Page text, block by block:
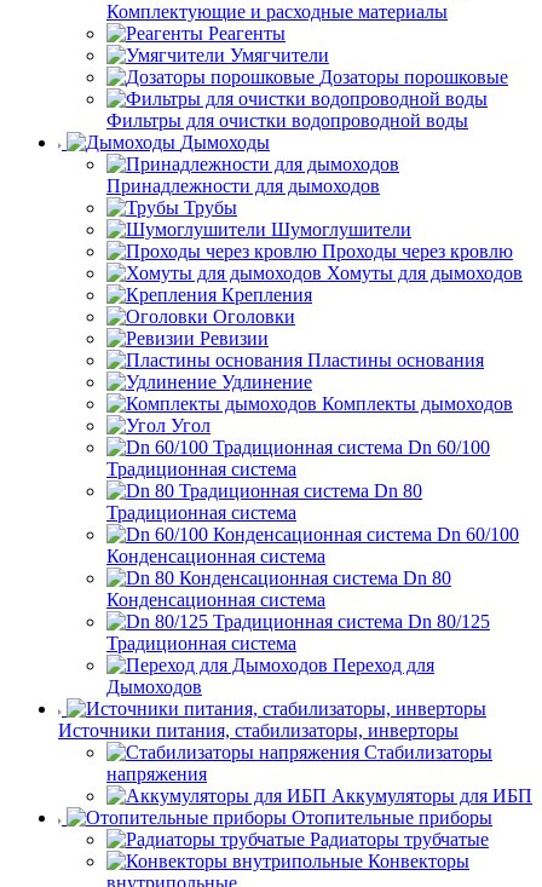
Комплектующие и расходные материалы
Реагенты
Умягчители
Дозаторы порошковые
Фильтры для очистки водопроводной воды
Дымоходы
Принадлежности для дымоходов
Трубы
Шумоглушители
Проходы через кровлю
Хомуты для дымоходов
Крепления
Оголовки
Ревизии
Пластины основания
Удлинение
Комплекты дымоходов
Угол
Dn 60/100
Традиционная система
Dn 80
Традиционная система
Dn 60/100
Конденсационная система
Dn 80
Конденсационная система
Dn 80/125
Традиционная система
Переход для
Дымоходов
Источники питания, стабилизаторы, инверторы
Стабилизаторы
напряжения
Аккумуляторы для ИБП
Отопительные приборы
Радиаторы трубчатые
Конвекторы
внутрипольные